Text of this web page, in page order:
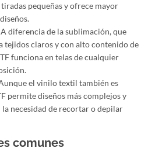
pequeñas y ofrece mayor
A diferencia de la sublimación, que
tejidos claros y con alto contenido de
funciona en telas de cualquier
el vinilo textil también es
permite diseños más complejos y
la necesidad de recortar o depilar
comunes